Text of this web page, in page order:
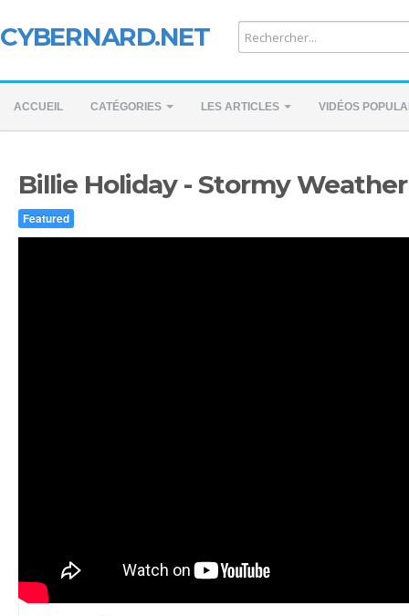
CYBERNARD.NET
ACCUEIL CATÉGORIES LES ARTICLES VIDÉOS
Billie Holiday - Stormy Weather
Featured